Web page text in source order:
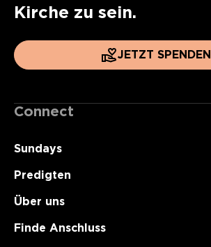
Kirche zu sein.
JETZT SPENDEN
Connect
Sundays
Predigten
Über uns
Finde Anschluss